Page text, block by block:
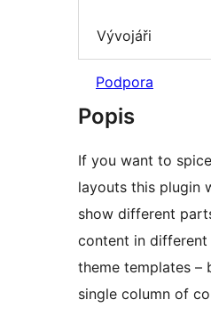
Vývojáři
Podpora
Popis
If you want to
layouts this plugin
show different
content in
theme templates –
single column of